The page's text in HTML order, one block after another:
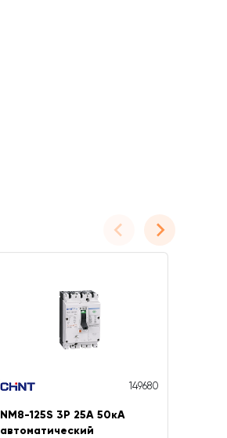
149680
NM8-125S 3P 25А 50кА
автоматический